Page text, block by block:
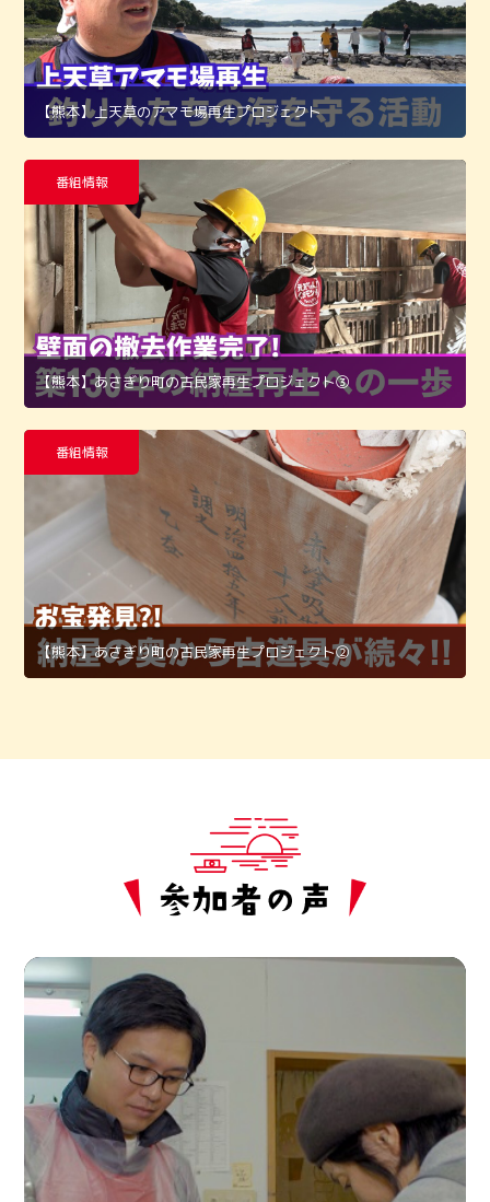
【熊本】上天草のアマモ場再生プロジェクト
番組情報
【熊本】あさぎり町の古民家再生プロジェクト➂
番組情報
【熊本】あさぎり町の古民家再生プロジェクト②